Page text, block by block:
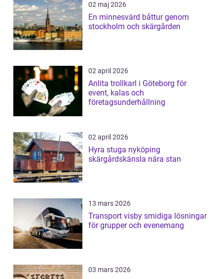
02 maj 2026
En minnesvärd båttur genom
stockholm och skärgården
02 april 2026
Anlita trollkarl i Göteborg för
event, kalas och
företagsunderhållning
02 april 2026
Hyra stuga nyköping
skärgårdskänsla nära stan
13 mars 2026
Transport visby smidiga lösningar
för grupper och evenemang
03 mars 2026